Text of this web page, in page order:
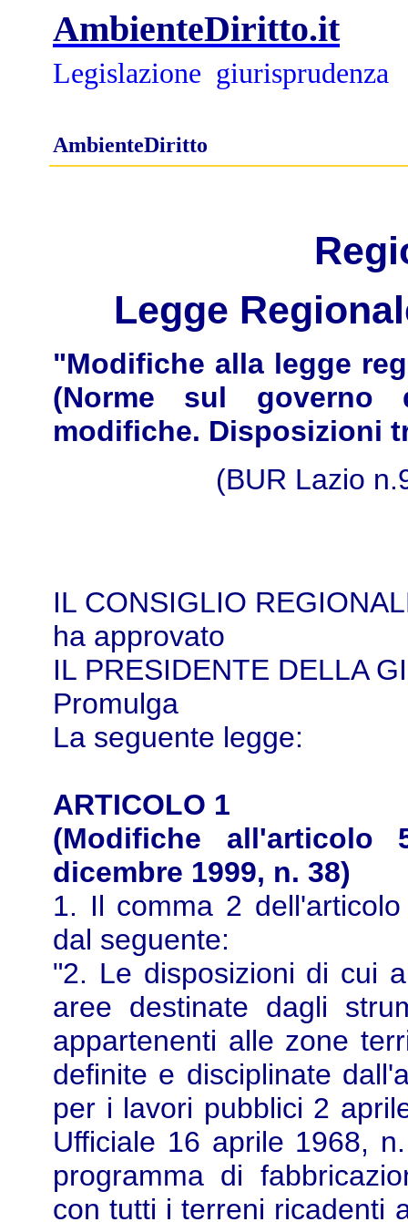
AmbienteDiritto.it
Legislazione giurisprudenza
AmbienteDiritto
Legge
"Modifiche alla legge
(Norme sul governo
modifiche. Disposizioni
(BUR Lazio
IL CONSIGLIO
ha approvato
IL PRESIDENTE DELLA
Promulga
La seguente legge:
ARTICOLO 1
(Modifiche all'articolo
dicembre 1999, n. 38)
1. Il comma 2
dal seguente:
"2. Le disposizioni di cui
aree destinate dagli
appartenenti alle zone
definite e disciplinate
per i lavori pubblici 2
Ufficiale 16 aprile 1968,
programma di
con tutti i terreni ricadenti